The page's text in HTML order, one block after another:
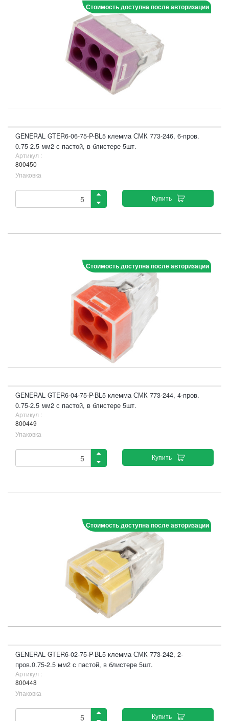
Стоимость доступна после авторизации
GENERAL GTER6-06-75-P-BL5 клемма СМК 773-246, 6-пров.
0.75-2.5 мм2 с пастой, в блистере 5шт.
Артикул :
800450
Упаковка
Купить
Стоимость доступна после авторизации
GENERAL GTER6-04-75-P-BL5 клемма СМК 773-244, 4-пров.
0.75-2.5 мм2 с пастой, в блистере 5шт.
Артикул :
800449
Упаковка
Купить
Стоимость доступна после авторизации
GENERAL GTER6-02-75-P-BL5 клемма СМК 773-242, 2-
пров.0.75-2.5 мм2 с пастой, в блистере 5шт.
Артикул :
800448
Упаковка
Купить